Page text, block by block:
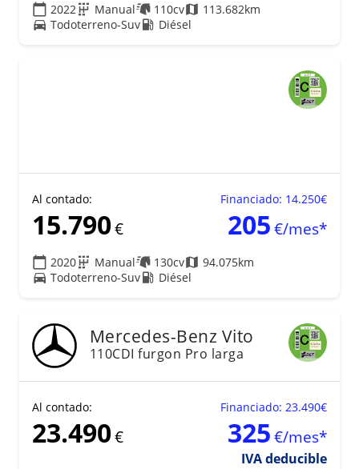
2022 Manual 110cv
113.682km
Todoterreno-Suv
Diésel
Al contado:
15.790€
Financiado: 14.250€
205€/mes*
2020 Manual 130cv
94.075km
Todoterreno-Suv
Diésel
Mercedes-Benz Vito
110CDI furgon Pro larga
Al contado:
23.490€
Financiado: 23.490€
325€/mes*
IVA deducible